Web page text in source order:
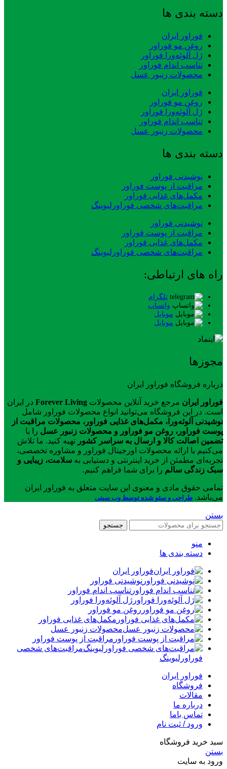
دسته بندی ها
فوراور ایران
روغن مو فوراور
ژل آلوئه‌ورا فوراور
تناسب اندام فوراور
محصولات زنبور عسل
فوراور ایران
روغن مو فوراور
ژل آلوئه‌ورا فوراور
تناسب اندام فوراور
محصولات زنبور عسل
دسته بندی ها
نوشیدنی فوراور
مراقبت از پوست فوراور
مکمل‌های غذایی فوراور
مراقبت‌های شخصی فوراورلیوینگ
نوشیدنی فوراور
مراقبت از پوست فوراور
مکمل‌های غذایی فوراور
مراقبت‌های شخصی فوراورلیوینگ
راه های ارتباطی:
تلگرام
واتساپ
موبایل
موبایل
مجوزها
درباره فروشگاه فوراور ایران
فوراور ایران مرجع خرید آنلاین محصولات Forever Living در ایران
است. در این فروشگاه می‌توانید انواع محصولات فوراور شامل
نوشیدنی آلوئه‌ورا، مکمل‌های غذایی فوراور، محصولات مراقبت از
پوست فوراور، روغن مو فوراور و محصولات زنبور عسل را با
تضمین اصالت کالا و ارسال به سراسر کشور تهیه کنید. ما تلاش
می‌کنیم با ارائه محصولات اورجینال فوراور و مشاوره تخصصی،
تجربه‌ای مطمئن از خرید اینترنتی و دستیابی به سلامت، زیبایی و
سبک زندگی سالم را برای شما فراهم کنیم.
تمامی حقوق مادی و معنوی این سایت متعلق به فوراور ایران
می‌باشد. طراحی و سئو شده توسط وب سیتی
بستن
جستجو
منو
دسته بندی ها
فوراور ایران
نوشیدنی فوراور
تناسب اندام فوراور
ژل آلوئه‌ورا فوراور
روغن مو فوراور
مکمل‌های غذایی فوراور
محصولات زنبور عسل
مراقبت از پوست فوراور
مراقبت‌های شخصی
فوراورلیوینگ
فوراور ایران
فروشگاه
مقالات
درباره ما
تماس باما
ورود / ثبت نام
سبد خرید فروشگاه
بستن
ورود به سایت